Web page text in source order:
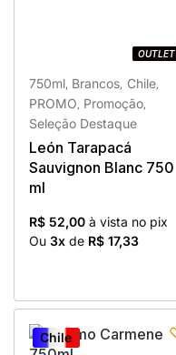
OUTLET
OUTLET
750ml, Brancos, Chile,
PROMO, Promoção,
Seleção Destaque
León Tarapacá
Sauvignon Blanc 750
ml
R$ 52,00 à vista no pix
Ou 3x de R$ 17,33
Chile
Chile